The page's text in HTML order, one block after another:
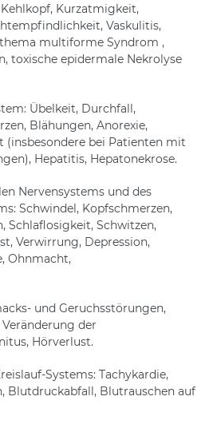
Kurzatmigkeit,
Vaskulitis,
multiforme Syndrom ,
toxische epidermale Nekrolyse
Übelkeit, Durchfall,
Blähungen, Anorexie,
(insbesondere bei Patienten mit
Hepatitis, Hepatonekrose.
Nervensystems und des
Schwindel, Kopfschmerzen,
Schlaflosigkeit, Schwitzen,
Verwirrung, Depression,
Ohnmacht,
und Geruchsstörungen,
der
Hörverlust.
Systems: Tachykardie,
Blutdruckabfall, Blutrauschen auf